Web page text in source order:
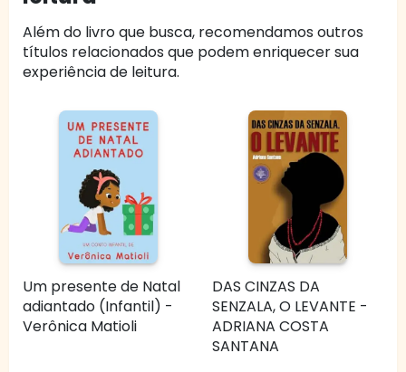
Além do livro que busca, recomendamos outros
títulos relacionados que podem enriquecer sua
experiência de leitura.
Um presente de Natal
adiantado (Infantil) -
Verônica Matioli
DAS CINZAS DA
SENZALA, O LEVANTE -
ADRIANA COSTA
SANTANA